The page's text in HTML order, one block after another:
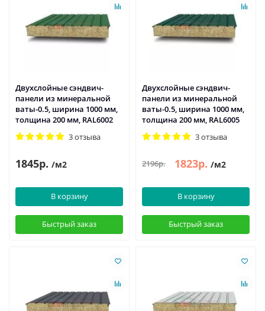
Двухслойные сэндвич-
панели из минеральной
ваты-0.5, ширина 1000 мм,
толщина 200 мм, RAL6002
3 отзыва
1845р. /м2
В корзину
Быстрый заказ
Двухслойные сэндвич-
панели из минеральной
ваты-0.5, ширина 1000 мм,
толщина 200 мм, RAL6005
3 отзыва
2196р. 1823р. /м2
В корзину
Быстрый заказ